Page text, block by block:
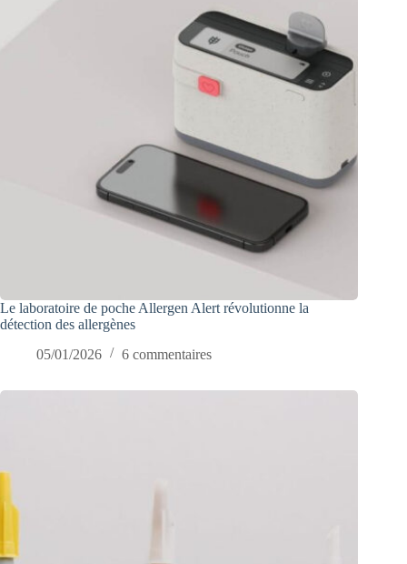
Le laboratoire de poche Allergen Alert révolutionne la
détection des allergènes
05/01/2026
6 commentaires